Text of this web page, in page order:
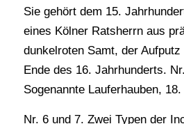
Sie gehört dem 15.
eines Kölner Ratsherrn aus
dunkelroten Samt, der
Ende des 16. Jahrhunderts.
Sogenannte Lauferhauben,
Nr. 6 und 7. Zwei Typen der